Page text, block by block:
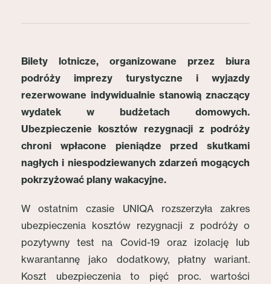
Bilety lotnicze, organizowane przez biura
podróży imprezy turystyczne i wyjazdy
rezerwowane indywidualnie stanowią znaczący
wydatek w budżetach domowych.
Ubezpieczenie kosztów rezygnacji z podróży
chroni wpłacone pieniądze przed skutkami
nagłych i niespodziewanych zdarzeń mogących
pokrzyżować plany wakacyjne.
W ostatnim czasie UNIQA rozszerzyła zakres
ubezpieczenia kosztów rezygnacji z podróży o
pozytywny test na Covid-19 oraz izolację lub
kwarantannę jako dodatkowy, płatny wariant.
Koszt ubezpieczenia to pięć proc. wartości